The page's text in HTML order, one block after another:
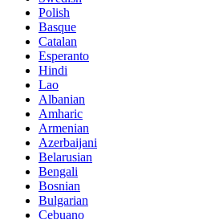
Polish
Basque
Catalan
Esperanto
Hindi
Lao
Albanian
Amharic
Armenian
Azerbaijani
Belarusian
Bengali
Bosnian
Bulgarian
Cebuano